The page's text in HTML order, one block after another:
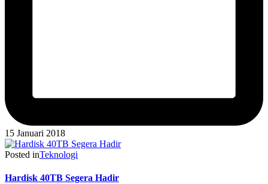
15 Januari 2018
Posted inTeknologi
Hardisk 40TB Segera Hadir